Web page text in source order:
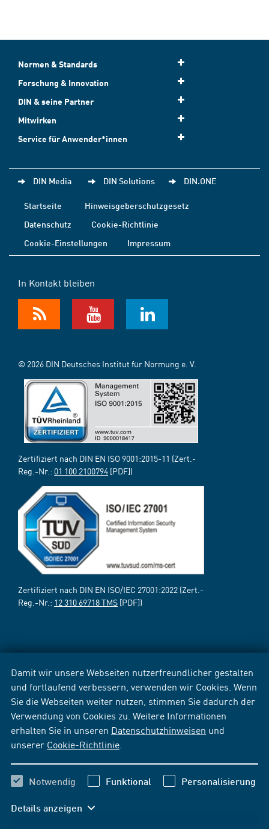
Damit wir unsere Webseiten nutzerfreundlicher gestalten
und fortlaufend verbessern, verwenden wir Cookies. Wenn
Sie die Webseiten weiter nutzen, stimmen Sie dadurch der
Verwendung von Cookies zu. Weitere Informationen
erhalten Sie in unseren Datenschutzhinweisen und
unserer Cookie-Richtlinie
Notwendig Funktional Personalisierung
Details anzeigen
Normen & Standards
Forschung & Innovation
DIN & seine Partner
Mitwirken
Service für Anwender*innen
DIN Media DIN Solutions DIN.ONE
Startseite
Hinweisgeberschutzgesetz
Datenschutz
Cookie-Richtlinie
Cookie-Einstellungen
Impressum
In Kontakt bleiben
© 2026 DIN Deutsches Institut für Normung e. V.
Zertifiziert nach DIN EN ISO 9001:2015-11 (Zert.-
Reg.-Nr.: 01 100 2100794 [PDF])
Zertifiziert nach DIN EN ISO/IEC 27001:2022 (Zert.-
Reg.-Nr.: 12 310 69718 TMS [PDF])